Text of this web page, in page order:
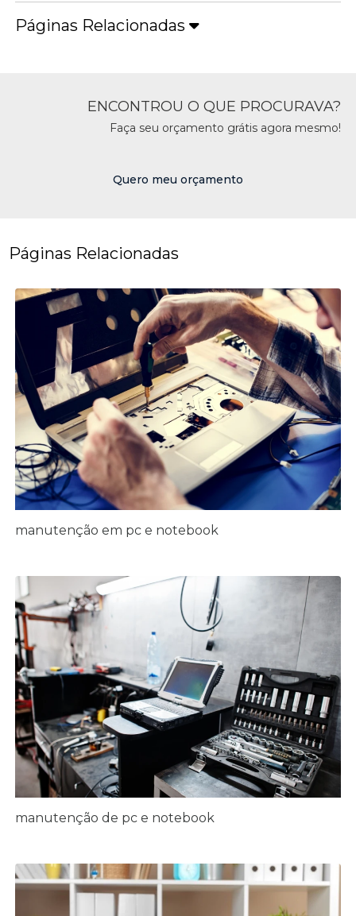
Páginas Relacionadas
ENCONTROU O QUE PROCURAVA?
Faça seu orçamento grátis agora mesmo!
Quero meu orçamento
Páginas Relacionadas
manutenção em pc e notebook
manutenção de pc e notebook